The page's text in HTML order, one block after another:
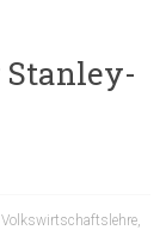
Stanley-
Volkswirtschaftslehre,